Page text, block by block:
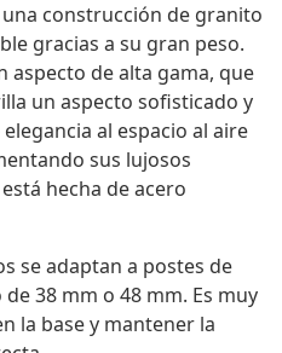
construcción de granito
gracias a su gran peso.
aspecto de alta gama, que
un aspecto sofisticado y
al espacio al aire
sus lujosos
hecha de acero
se adaptan a postes de
38 mm o 48 mm. Es muy
la base y mantener la